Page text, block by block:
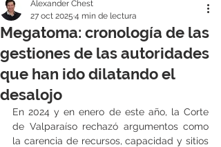
Megatoma: cronología de las
gestiones de las autoridades
que han ido dilatando el
desalojo
Alexander Chest
27 oct 2025 4 min de lectura
En 2024 y en enero de este año, la Corte
de Valparaíso rechazó argumentos como
la carencia de recursos, capacidad y sitios